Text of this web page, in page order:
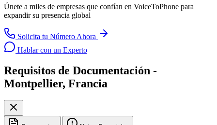
Únete a miles de empresas que confían en VoiceToPhone para
expandir su presencia global
Solicita tu Número Ahora
Hablar con un Experto
Requisitos de Documentación -
Montpellier, Francia